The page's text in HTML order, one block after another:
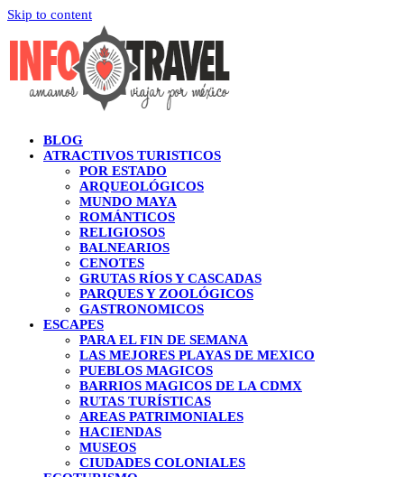
Skip to content
BLOG
ATRACTIVOS TURISTICOS
POR ESTADO
ARQUEOLÓGICOS
MUNDO MAYA
ROMÁNTICOS
RELIGIOSOS
BALNEARIOS
CENOTES
GRUTAS RÍOS Y CASCADAS
PARQUES Y ZOOLÓGICOS
GASTRONOMICOS
ESCAPES
PARA EL FIN DE SEMANA
LAS MEJORES PLAYAS DE MEXICO
PUEBLOS MAGICOS
BARRIOS MAGICOS DE LA CDMX
RUTAS TURÍSTICAS
AREAS PATRIMONIALES
HACIENDAS
MUSEOS
CIUDADES COLONIALES